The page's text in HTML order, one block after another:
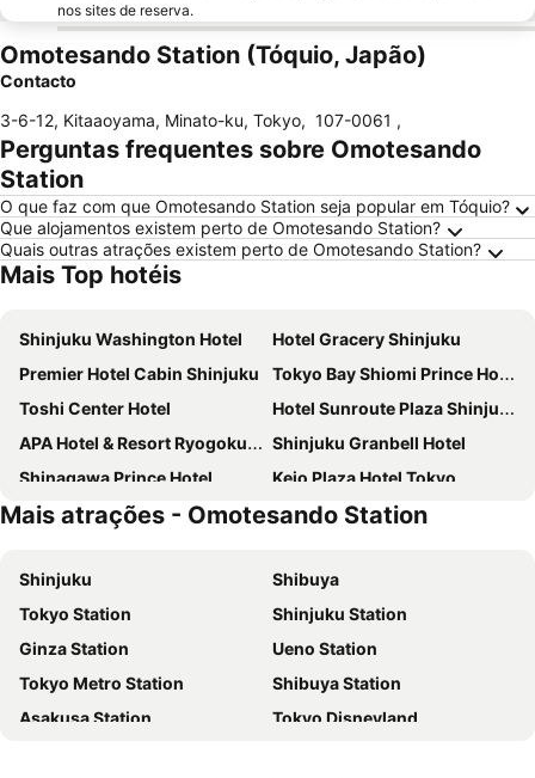
nos sites de reserva.
Omotesando Station (Tóquio, Japão)
Contacto
3-6-12, Kitaaoyama, Minato-ku, Tokyo, 107-0061 ,
Perguntas frequentes sobre Omotesando
Station
O que faz com que Omotesando Station seja popular em Tóquio?
Que alojamentos existem perto de Omotesando Station?
Quais outras atrações existem perto de Omotesando Station?
Mais Top hotéis
Shinjuku Washington Hotel
Hotel Gracery Shinjuku
Premier Hotel Cabin Shinjuku
Tokyo Bay Shiomi Prince Hotel
Toshi Center Hotel
Hotel Sunroute Plaza Shinjuku
APA Hotel & Resort Ryogoku Ekimae Tower
Shinjuku Granbell Hotel
Shinagawa Prince Hotel
Keio Plaza Hotel Tokyo
Sotetsu Fresa Inn Higashi Shinjuku
LYURO Tokyo Kiyosumi by THE SHARE HOTELS
Hotel New Otani Tokyo The Main
DoubleTree by Hilton Tokyo Ariake
HOTEL GRAPHY Shibuya
Shibuya Excel Hotel Tokyu
Imperial Hotel Tokyo
Hotel Villa Fontaine Grand Tokyo-Shiodome
Hotel Keihan Tsukiji Ginza Grande
APA HOTEL Roppongi Six
Tobu Hotel Levant Tokyo
APA Hotel PRIDE Akasaka Kokkaigijidomae
Mais atrações - Omotesando Station
Shinjuku
Shibuya
Tokyo Station
Shinjuku Station
Ginza Station
Ueno Station
Tokyo Metro Station
Shibuya Station
Asakusa Station
Tokyo Disneyland